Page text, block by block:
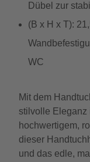
Dübel zur
(B x H x T):
WC
Mit dem
stilvolle Eleganz
hochwertigem,
dieser
und das edle,